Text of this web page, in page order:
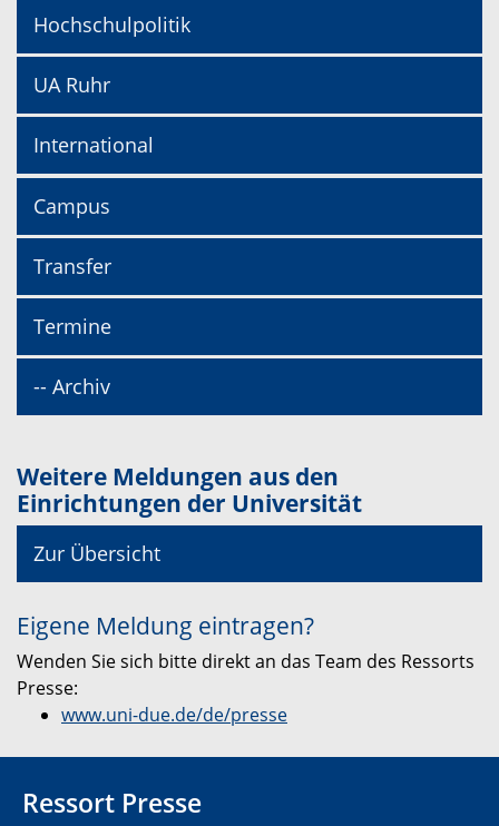
Hochschulpolitik
UA Ruhr
International
Campus
Transfer
Termine
-- Archiv
Weitere Meldungen aus den
Einrichtungen der Universität
Zur Übersicht
Eigene Meldung eintragen?
Wenden Sie sich bitte direkt an das Team des Ressorts
Presse:
www.uni-due.de/de/presse
Ressort Presse